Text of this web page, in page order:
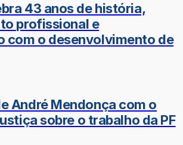
43 anos de história,
profissional e
com o desenvolvimento de
André Mendonça com o
sobre o trabalho da PF